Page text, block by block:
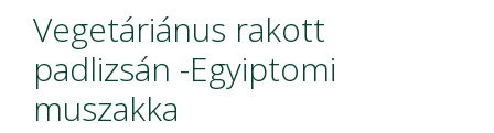
Vegetáriánus rakott
padlizsán -Egyiptomi
muszakka